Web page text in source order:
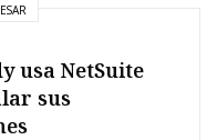
usa NetSuite
sus